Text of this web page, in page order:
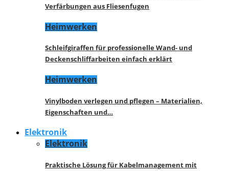
Verfärbungen aus Fliesenfugen
Heimwerken
Schleifgiraffen für professionelle Wand- und
Deckenschliffarbeiten einfach erklärt
Heimwerken
Vinylboden verlegen und pflegen – Materialien,
Eigenschaften und…
Elektronik
Elektronik
Praktische Lösung für Kabelmanagement mit